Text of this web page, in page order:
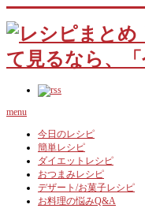
menu
今日のレシピ
簡単レシピ
ダイエットレシピ
おつまみレシピ
デザート/お菓子レシピ
お料理の悩みQ&A